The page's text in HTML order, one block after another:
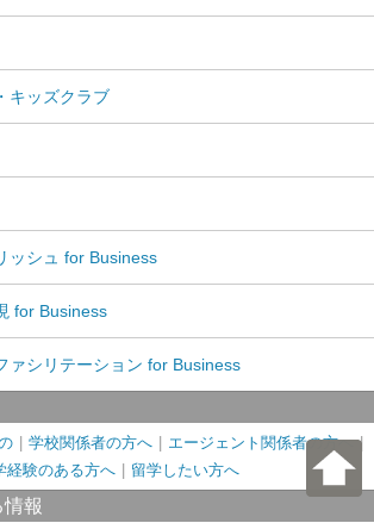
キッズクラブ
ッシュ for Business
for Business
ァシリテーション for Business
学校関係者の方へ
エージェント関係者の方へ
経験のある方へ
留学したい方へ
報